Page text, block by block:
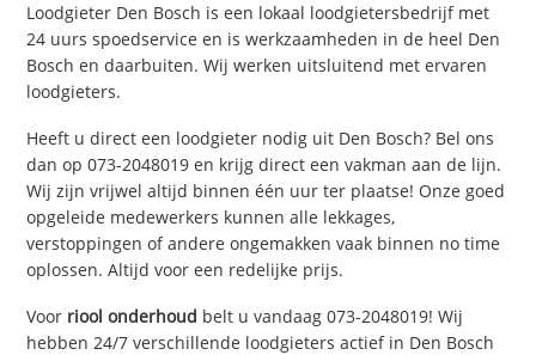
Loodgieter Den Bosch is een lokaal loodgietersbedrijf met
24 uurs spoedservice en is werkzaamheden in de heel Den
Bosch en daarbuiten. Wij werken uitsluitend met ervaren
loodgieters.
Heeft u direct een loodgieter nodig uit Den Bosch? Bel ons
dan op 073-2048019 en krijg direct een vakman aan de lijn.
Wij zijn vrijwel altijd binnen één uur ter plaatse! Onze goed
opgeleide medewerkers kunnen alle lekkages,
verstoppingen of andere ongemakken vaak binnen no time
oplossen. Altijd voor een redelijke prijs.
Voor riool onderhoud belt u vandaag 073-2048019! Wij
hebben 24/7 verschillende loodgieters actief in Den Bosch